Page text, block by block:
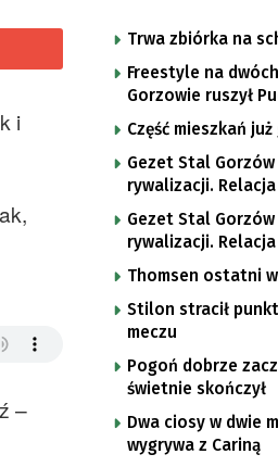
i
–
Trwa zbiórka na
Freestyle na
Gorzowie ruszył
Część mieszkań
Gezet Stal
rywalizacji.
częstochowskimi
Gezet Stal
rywalizacji.
częstochowskimi
Thomsen ostatni
Stilon stracił
meczu
Pogoń dobrze
świetnie skończył
Dwa ciosy w dwie
wygrywa z Cariną